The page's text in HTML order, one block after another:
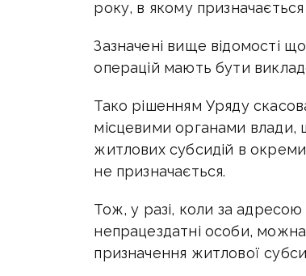
року, в якому
Зазначені вище відомості
операцій мають бути
Тако рішенням Уряду
місцевими органами влади,
житлових субсидій в
не призначається.
Тож, у разі, коли за
непрацездатні особи, можна
призначення житлової